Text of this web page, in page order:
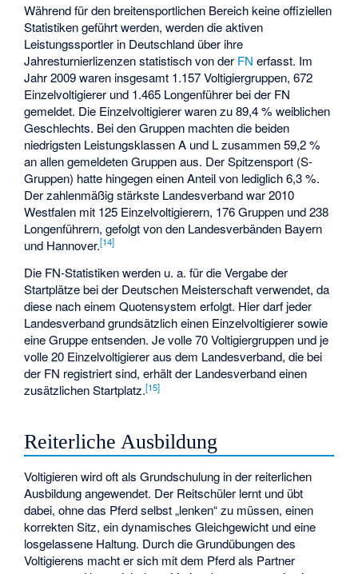
Während für den breitensportlichen Bereich keine offiziellen
Statistiken geführt werden, werden die aktiven
Leistungssportler in Deutschland über ihre
Jahresturnierlizenzen statistisch von der FN erfasst. Im
Jahr 2009 waren insgesamt 1.157 Voltigiergruppen, 672
Einzelvoltigierer und 1.465 Longenführer bei der FN
gemeldet. Die Einzelvoltigierer waren zu 89,4 % weiblichen
Geschlechts. Bei den Gruppen machten die beiden
niedrigsten Leistungsklassen A und L zusammen 59,2 %
an allen gemeldeten Gruppen aus. Der Spitzensport (S-
Gruppen) hatte hingegen einen Anteil von lediglich 6,3 %.
Der zahlenmäßig stärkste Landesverband war 2010
Westfalen mit 125 Einzelvoltigierern, 176 Gruppen und 238
Longenführern, gefolgt von den Landesverbänden Bayern
und Hannover.[14]
Die FN-Statistiken werden u. a. für die Vergabe der
Startplätze bei der Deutschen Meisterschaft verwendet, da
diese nach einem Quotensystem erfolgt. Hier darf jeder
Landesverband grundsätzlich einen Einzelvoltigierer sowie
eine Gruppe entsenden. Je volle 70 Voltigiergruppen und je
volle 20 Einzelvoltigierer aus dem Landesverband, die bei
der FN registriert sind, erhält der Landesverband einen
zusätzlichen Startplatz.[15]
Reiterliche Ausbildung
Voltigieren wird oft als Grundschulung in der reiterlichen
Ausbildung angewendet. Der Reitschüler lernt und übt
dabei, ohne das Pferd selbst „lenken“ zu müssen, einen
korrekten Sitz, ein dynamisches Gleichgewicht und eine
losgelassene Haltung. Durch die Grundübungen des
Voltigierens macht er sich mit dem Pferd als Partner